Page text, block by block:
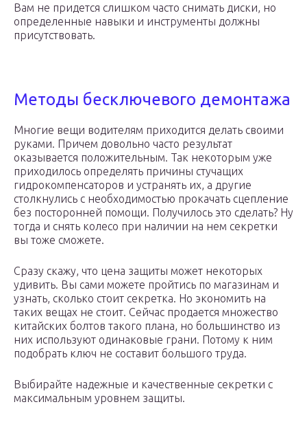
Вам не придется слишком часто снимать диски, но
определенные навыки и инструменты должны
присутствовать.
Методы бесключевого демонтажа
Многие вещи водителям приходится делать своими
руками. Причем довольно часто результат
оказывается положительным. Так некоторым уже
приходилось определять причины стучащих
гидрокомпенсаторов и устранять их, а другие
столкнулись с необходимостью прокачать сцепление
без посторонней помощи. Получилось это сделать? Ну
тогда и снять колесо при наличии на нем секретки
вы тоже сможете.
Сразу скажу, что цена защиты может некоторых
удивить. Вы сами можете пройтись по магазинам и
узнать, сколько стоит секретка. Но экономить на
таких вещах не стоит. Сейчас продается множество
китайских болтов такого плана, но большинство из
них используют одинаковые грани. Потому к ним
подобрать ключ не составит большого труда.
Выбирайте надежные и качественные секретки с
максимальным уровнем защиты.